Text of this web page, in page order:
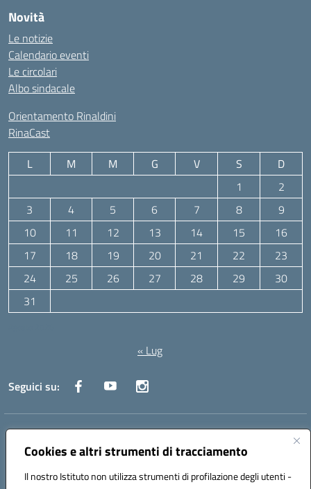
Cookies e altri strumenti di tracciamento
Il nostro Istituto non utilizza strumenti di profilazione degli utenti -
Novità
Le notizie
Calendario eventi
Le circolari
Albo sindacale
Orientamento Rinaldini
RinaCast
L M M G V S
D
1
2
3
4 5 6 7 8
9
10
11 12 13 14 15
16
17
18 19 20 21 22
23
24
25 26 27 28 29
30
31
« Lug
Seguici su:
Indirizzo:Via Canale 1, Ancona
Centralino:071 204723 Email:anpc010006@istruzione.it